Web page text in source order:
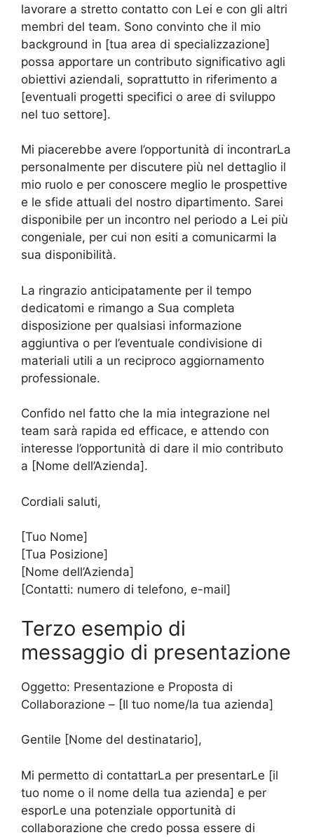
lavorare a stretto contatto con Lei e con gli altri
membri del team. Sono convinto che il mio
background in [tua area di specializzazione]
possa apportare un contributo significativo agli
obiettivi aziendali, soprattutto in riferimento a
[eventuali progetti specifici o aree di sviluppo
nel tuo settore].
Mi piacerebbe avere l’opportunità di incontrarLa
personalmente per discutere più nel dettaglio il
mio ruolo e per conoscere meglio le prospettive
e le sfide attuali del nostro dipartimento. Sarei
disponibile per un incontro nel periodo a Lei più
congeniale, per cui non esiti a comunicarmi la
sua disponibilità.
La ringrazio anticipatamente per il tempo
dedicatomi e rimango a Sua completa
disposizione per qualsiasi informazione
aggiuntiva o per l’eventuale condivisione di
materiali utili a un reciproco aggiornamento
professionale.
Confido nel fatto che la mia integrazione nel
team sarà rapida ed efficace, e attendo con
interesse l’opportunità di dare il mio contributo
a [Nome dell’Azienda].
Cordiali saluti,
[Tuo Nome]
[Tua Posizione]
[Nome dell’Azienda]
[Contatti: numero di telefono, e-mail]
Terzo esempio di
messaggio di presentazione
Oggetto: Presentazione e Proposta di
Collaborazione – [Il tuo nome/la tua azienda]
Gentile [Nome del destinatario],
Mi permetto di contattarLa per presentarLe [il
tuo nome o il nome della tua azienda] e per
esporLe una potenziale opportunità di
collaborazione che credo possa essere di